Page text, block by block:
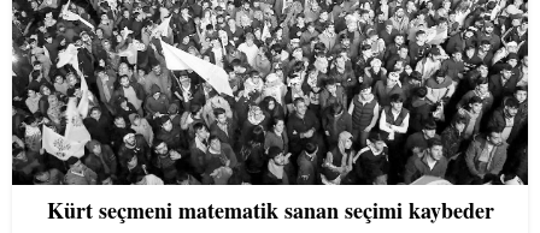
Kürt seçmeni matematik sanan seçimi kaybeder